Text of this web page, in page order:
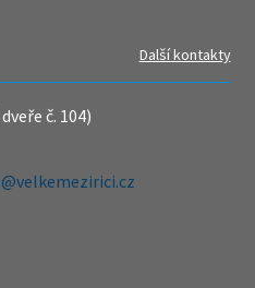
Další kontakty
č. 104)